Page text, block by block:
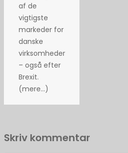
af de
vigtigste
markeder for
danske
virksomheder
– også efter
Brexit.
(mere…)
Skriv kommentar